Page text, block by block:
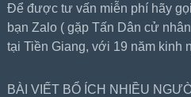
Để được tư vấn miễn phí hãy
bạn Zalo ( gặp Tấn Dân cử
tại Tiền Giang, với 19 năm kinh
BÀI VIẾT BỔ ÍCH NHIỀU